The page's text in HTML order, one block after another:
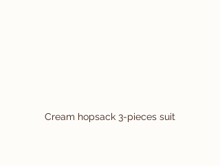
Cream hopsack 3-pieces suit